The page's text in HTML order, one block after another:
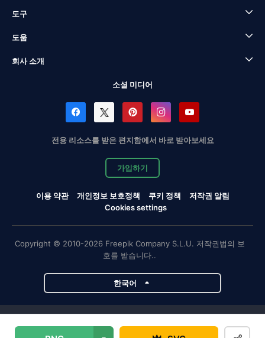
도구
도움
회사 소개
소셜 미디어
전용 리소스를 받은 편지함에서 바로 받아보세요
가입하기
이용 약관 개인정보 보호정책 쿠키 정책
저작권 알림
Cookies settings
Copyright © 2010-2026 Freepik Company S.L.U. 저작권법의 보
호를 받습니다..
한국어